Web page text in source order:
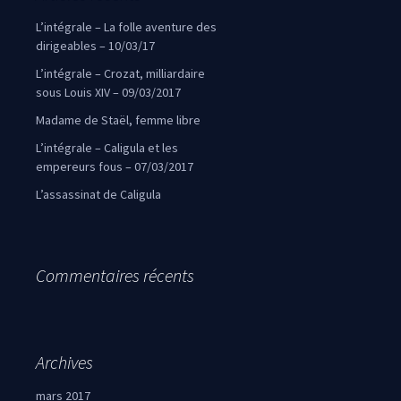
L’intégrale – La folle aventure des
dirigeables – 10/03/17
L’intégrale – Crozat, milliardaire
sous Louis XIV – 09/03/2017
Madame de Staël, femme libre
L’intégrale – Caligula et les
empereurs fous – 07/03/2017
L’assassinat de Caligula
Commentaires récents
Archives
mars 2017